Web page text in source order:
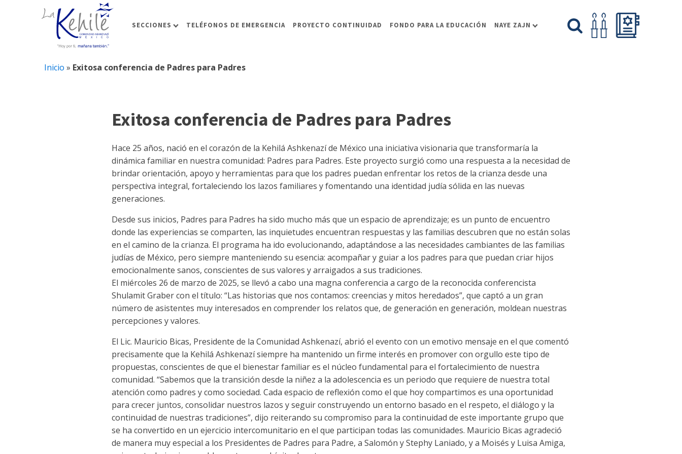
SECCIONES TELÉFONOS DE EMERGENCIA PROYECTO CONTINUIDAD FONDO PARA LA EDUCACIÓN NAYE ZAJN
Inicio » Exitosa conferencia de Padres para Padres
Exitosa conferencia de Padres para Padres
Hace 25 años, nació en el corazón de la Kehilá Ashkenazí de México una iniciativa visionaria que transformaría la
dinámica familiar en nuestra comunidad: Padres para Padres. Este proyecto surgió como una respuesta a la necesidad de
brindar orientación, apoyo y herramientas para que los padres puedan enfrentar los retos de la crianza desde una
perspectiva integral, fortaleciendo los lazos familiares y fomentando una identidad judía sólida en las nuevas
generaciones.
Desde sus inicios, Padres para Padres ha sido mucho más que un espacio de aprendizaje; es un punto de encuentro
donde las experiencias se comparten, las inquietudes encuentran respuestas y las familias descubren que no están solas
en el camino de la crianza. El programa ha ido evolucionando, adaptándose a las necesidades cambiantes de las familias
judías de México, pero siempre manteniendo su esencia: acompañar y guiar a los padres para que puedan criar hijos
emocionalmente sanos, conscientes de sus valores y arraigados a sus tradiciones.
El miércoles 26 de marzo de 2025, se llevó a cabo una magna conferencia a cargo de la reconocida conferencista
Shulamit Graber con el título: “Las historias que nos contamos: creencias y mitos heredados”, que captó a un gran
número de asistentes muy interesados en comprender los relatos que, de generación en generación, moldean nuestras
percepciones y valores.
El Lic. Mauricio Bicas, Presidente de la Comunidad Ashkenazí, abrió el evento con un emotivo mensaje en el que comentó
precisamente que la Kehilá Ashkenazí siempre ha mantenido un firme interés en promover con orgullo este tipo de
propuestas, conscientes de que el bienestar familiar es el núcleo fundamental para el fortalecimiento de nuestra
comunidad. “Sabemos que la transición desde la niñez a la adolescencia es un periodo que requiere de nuestra total
atención como padres y como sociedad. Cada espacio de reflexión como el que hoy compartimos es una oportunidad
para crecer juntos, consolidar nuestros lazos y seguir construyendo un entorno basado en el respeto, el diálogo y la
continuidad de nuestras tradiciones”, dijo reiterando su compromiso para la continuidad de este importante grupo que
se ha convertido en un ejercicio intercomunitario en el que participan todas las comunidades. Mauricio Bicas agradeció
de manera muy especial a los Presidentes de Padres para Padre, a Salomón y Stephy Laniado, y a Moisés y Luisa Amiga,